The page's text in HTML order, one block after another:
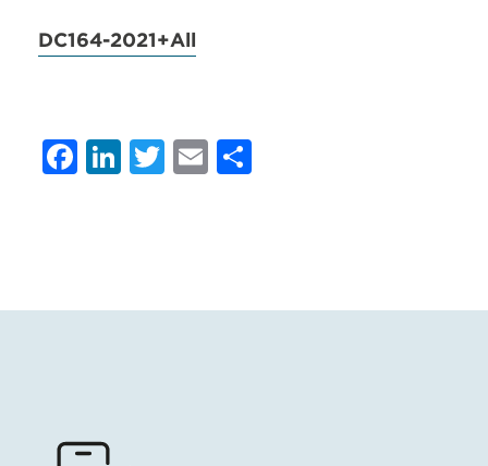
DC164-2021+All
Facebook
LinkedIn
Twitter
Email